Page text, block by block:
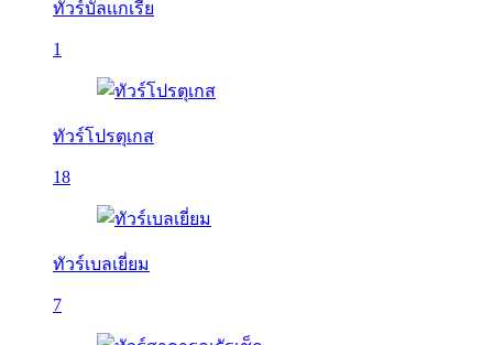
ทัวร์บัลเเกเรีย
1
ทัวร์โปรตุเกส
18
ทัวร์เบลเยี่ยม
7